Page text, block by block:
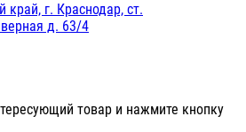
край, г. Краснодар, ст.
д. 63/4
товар и нажмите кнопку